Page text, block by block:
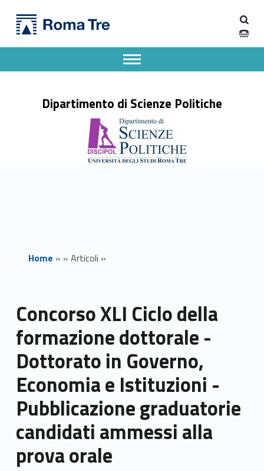
Concorso XLI Ciclo della formazione dottorale - Dottorato in Governo, Economia e Istituzioni - Pubblicazione graduatorie candidati ammessi alla prova orale - Dipartimento di Scienze Politiche
Dipartimento di Scienze Politiche
Apri il menu secondario
Header info sidebar
Home » » Articoli »
Concorso XLI Ciclo della
formazione dottorale -
Dottorato in Governo,
Economia e Istituzioni -
Pubblicazione graduatorie
candidati ammessi alla
prova orale